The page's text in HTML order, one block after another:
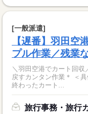
[一般派遣]
【遅番】羽田空
プル作業／残業
＼羽田空港でカート回
戻すカンタン作業＊ ＜具体的には＞ 働く場所は羽田空港内…！ 使い
終わったカート...
旅行事務・旅行